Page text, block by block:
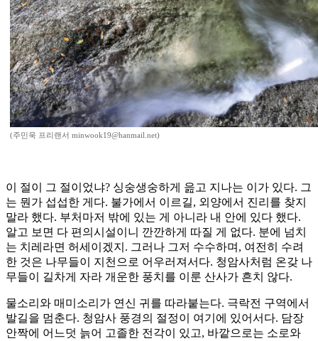
(주민욱 프리랜서 minwook19@hanmail.net)
이 절이 그 절이었냐? 싱숭생숭하게 읊고 지나는 이가 있다. 그
는 뭔가 섭섭한 게다. 불가에서 이르길, 외양에서 진리를 찾지
말라 했다. 부처마저 밖에 있는 게 아니라 내 안에 있다 했다.
알고 보면 다 편의시설이니 깐깐하게 따질 게 없다. 분에 넘치
는 치레라면 허세이겠지. 그러나 그저 수수하며, 여전히 수려
한 것은 나무들이 지천으로 어우러져서다. 청암사처럼 온갖 나
무들이 길차게 자라 개운한 풍치를 이룬 산사가 흔치 않다.
물소리와 매미소리가 연신 귀를 따라붙는다. 극락전 구역에서
발길을 멈춘다. 청암사 풍경의 절정이 여기에 있어서다. 담장
안짝에 어느덧 늙어 고졸한 전각이 있고, 바깥으로는 소로와